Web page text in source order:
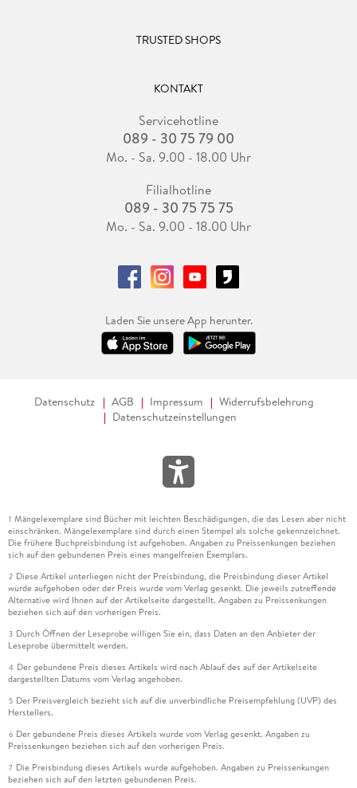
TRUSTED SHOPS
KONTAKT
Servicehotline
089 - 30 75 79 00
Mo. - Sa. 9.00 - 18.00 Uhr
Filialhotline
089 - 30 75 75 75
Mo. - Sa. 9.00 - 18.00 Uhr
Laden Sie unsere App herunter.
Datenschutz AGB Impressum
Widerrufsbelehrung
Datenschutzeinstellungen
1 Mängelexemplare sind Bücher mit leichten Beschädigungen, die das Lesen aber nicht
einschränken. Mängelexemplare sind durch einen Stempel als solche gekennzeichnet.
Die frühere Buchpreisbindung ist aufgehoben. Angaben zu Preissenkungen beziehen
sich auf den gebundenen Preis eines mangelfreien Exemplars.
2 Diese Artikel unterliegen nicht der Preisbindung, die Preisbindung dieser Artikel
wurde aufgehoben oder der Preis wurde vom Verlag gesenkt. Die jeweils zutreffende
Alternative wird Ihnen auf der Artikelseite dargestellt. Angaben zu Preissenkungen
beziehen sich auf den vorherigen Preis.
3 Durch Öffnen der Leseprobe willigen Sie ein, dass Daten an den Anbieter der
Leseprobe übermittelt werden.
4 Der gebundene Preis dieses Artikels wird nach Ablauf des auf der Artikelseite
dargestellten Datums vom Verlag angehoben.
5 Der Preisvergleich bezieht sich auf die unverbindliche Preisempfehlung (UVP) des
Herstellers.
6 Der gebundene Preis dieses Artikels wurde vom Verlag gesenkt. Angaben zu
Preissenkungen beziehen sich auf den vorherigen Preis.
7 Die Preisbindung dieses Artikels wurde aufgehoben. Angaben zu Preissenkungen
beziehen sich auf den letzten gebundenen Preis.